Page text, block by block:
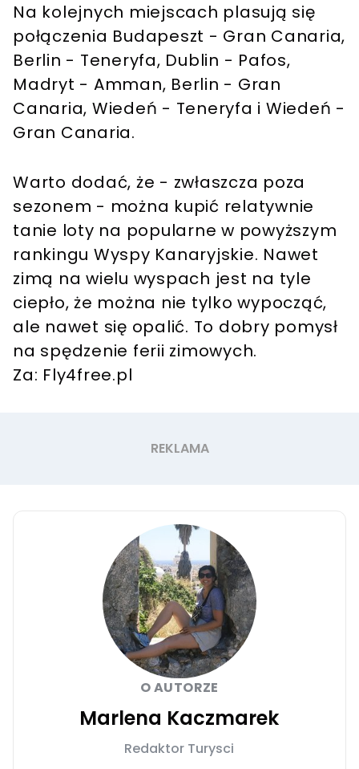
Na kolejnych miejscach plasują się
połączenia Budapeszt - Gran Canaria,
Berlin - Teneryfa, Dublin - Pafos,
Madryt - Amman, Berlin - Gran
Canaria, Wiedeń - Teneryfa i Wiedeń -
Gran Canaria.
Warto dodać, że - zwłaszcza poza
sezonem - można kupić relatywnie
tanie loty na popularne w powyższym
rankingu Wyspy Kanaryjskie. Nawet
zimą na wielu wyspach jest na tyle
ciepło, że można nie tylko wypocząć,
ale nawet się opalić. To dobry pomysł
na spędzenie ferii zimowych.
Za: Fly4free.pl
O AUTORZE
Marlena Kaczmarek
Redaktor Turysci